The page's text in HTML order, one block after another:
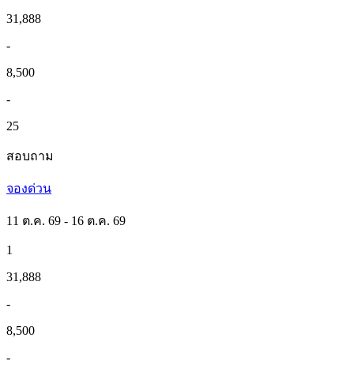
31,888
-
8,500
-
25
สอบถาม
จองด่วน
11 ต.ค. 69 - 16 ต.ค. 69
1
31,888
-
8,500
-